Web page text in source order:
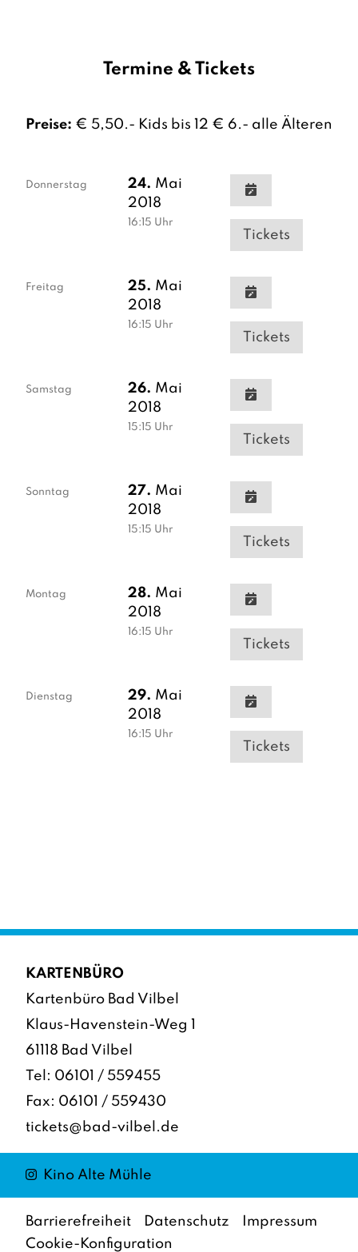
Termine & Tickets
Preise: € 5,50.- Kids bis 12 € 6.- alle Älteren
Donnerstag 24. Mai
2018
16:15 Uhr
Tickets
Freitag 25. Mai
2018
16:15 Uhr
Tickets
Samstag 26. Mai
2018
15:15 Uhr
Tickets
Sonntag 27. Mai
2018
15:15 Uhr
Tickets
Montag 28. Mai
2018
16:15 Uhr
Tickets
Dienstag 29. Mai
2018
16:15 Uhr
Tickets
KARTENBÜRO
Kartenbüro Bad Vilbel
Klaus-Havenstein-Weg 1
61118 Bad Vilbel
Tel: 06101 / 559455
Fax: 06101 / 559430
tickets@bad-vilbel.de
Instagram
Kino Alte Mühle
Barrierefreiheit Datenschutz
Impressum
Cookie-Konfiguration